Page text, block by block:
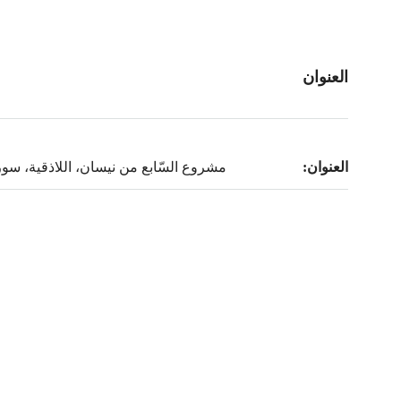
العنوان
العنوان: مشروع السّابع من نيسان، اللاذقية،